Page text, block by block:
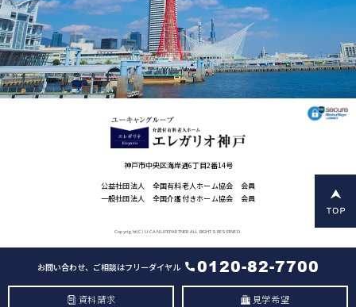
神戸市中央区海岸通6丁目2番14号
お問い合わせ、ご相談はフリーダイヤル 0120-82-7700
資料請求 見学希望
公益社団法人 全国有料老人ホーム協会 会員
一般社団法人 全国介護付きホーム協会 会員
Copyright(C) U-CAN LIFEPARTNER ALL RIGHTS RESERVED.